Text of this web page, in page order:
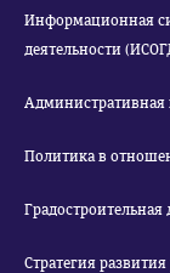
Информационная
деятельности
Административная
Политика в
Градостроительная
Стратегия